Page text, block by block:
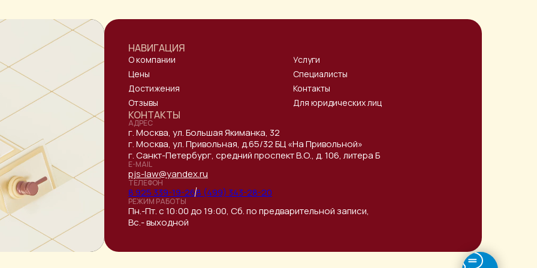
НАВИГАЦИЯ
О компании
Цены
Достижения
Отзывы
Услуги
Специалисты
Контакты
Для юридических лиц
КОНТАКТЫ
АДРЕС
г. Москва, ул. Большая Якиманка, 32
г. Москва, ул. Привольная, д.65/32 БЦ «На Привольной»
г. Санкт-Петербург, средний проспект В.О., д. 106, литера Б
E-MAIL
pjs-law@yandex.ru
ТЕЛЕФОН
8 925 339-19-268 (499) 343-28-20
РЕЖИМ РАБОТЫ
Пн.-Пт. с 10:00 до 19:00, Сб. по предварительной записи,
Вс.- выходной